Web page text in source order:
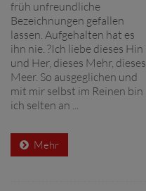
früh unfreundliche
Bezeichnungen gefallen
lassen. Aufgehalten hat es
ihn nie. ?Ich liebe dieses Hin
und Her, dieses Mehr, dieses
Meer. So ausgeglichen und
mit mir selbst im Reinen bin
ich selten an ...
Mehr